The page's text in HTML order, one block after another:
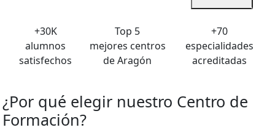
+30K
alumnos
satisfechos
Top 5
mejores centros
de Aragón
+70
especialidades
acreditadas
¿Por qué elegir nuestro Centro de
Formación?